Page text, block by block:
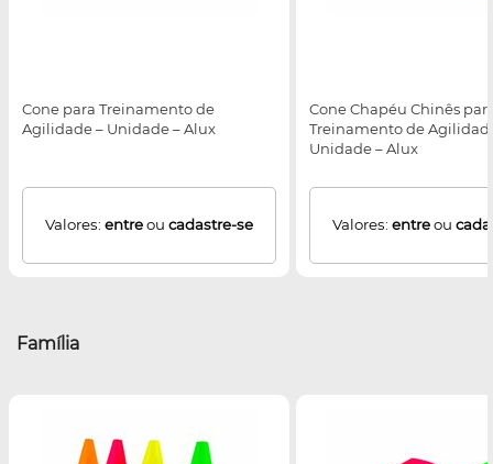
Cone para Treinamento de
Agilidade – Unidade – Alux
Valores: entreou cadastre-se
Cone Chapéu Chinês
Treinamento de
Unidade – Alux
Valores: entreou
Família